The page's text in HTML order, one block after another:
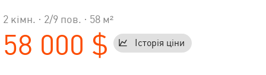
2 кімн. · 2/9 пов. · 58 м²
58 000 $ Історія ціни